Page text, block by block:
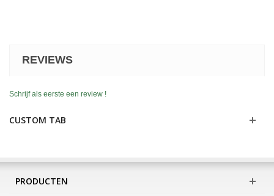
REVIEWS
Schrijf als eerste een review !
CUSTOM TAB
PRODUCTEN